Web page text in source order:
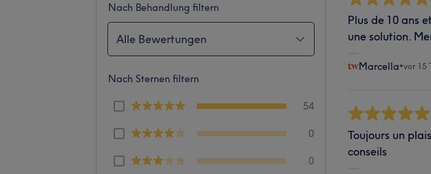
Nach Behandlung filtern
Alle Bewertungen
Nach Sternen filtern
54
0
0
Plus de 10 ans
une solution.
Marcella•vor 15
Toujours un
conseils